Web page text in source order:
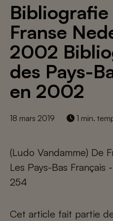
Bibliografie
Franse
2002
des Pays-
en 2002
18 mars 2019 1 min.
(Ludo Vandamme) De
Les Pays-Bas
254
Cet article fait partie